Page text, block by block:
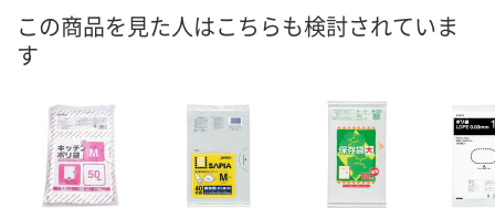
この商品を見た人はこちらも検討されていま
す